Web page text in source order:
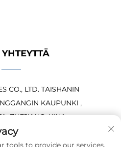
CO., LTD. TAISHANIN
KAUPUNKI ,
,ZHEJIANG ,KINA
18968473237
tools to provide our services.